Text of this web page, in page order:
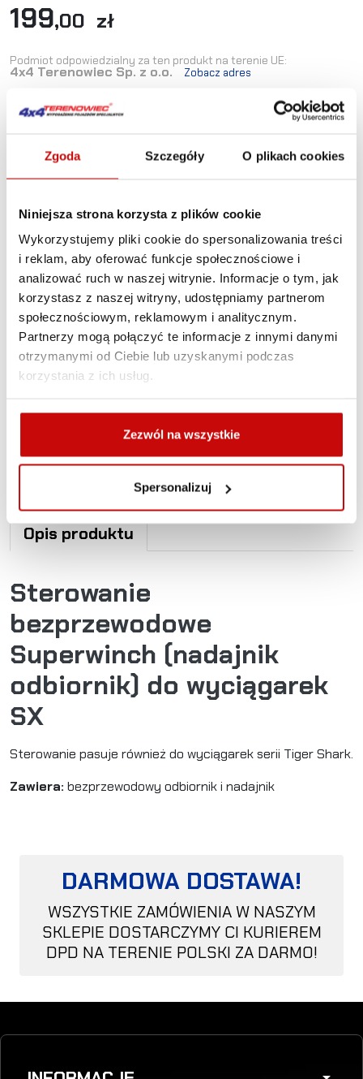
Zgoda Szczegóły O plikach cookies
Niniejsza strona korzysta z plików cookie
Wykorzystujemy pliki cookie do spersonalizowania treści
i reklam, aby oferować funkcje społecznościowe i
analizować ruch w naszej witrynie. Informacje o tym, jak
korzystasz z naszej witryny, udostępniamy partnerom
społecznościowym, reklamowym i analitycznym.
Partnerzy mogą połączyć te informacje z innymi danymi
otrzymanymi od Ciebie lub uzyskanymi podczas
korzystania z ich usług.
Zezwól na wszystkie
Spersonalizuj
199,00 zł
Podmiot odpowiedzialny za ten produkt na terenie UE:
4x4 Terenowiec Sp. z o.o. Zobacz adres
DO KOSZYKA
Dostępność: Dostepne od ręki
Wysyłka w: 24-48 godzin
Indeks: SUP2277REAN: 5905527760015
Nie masz pewności, jak najlepiej dobrać
produkt? Zadzwoń, my Ci doradzimy.
Zasady dostawy Zasady zwrotów Polityka prywatności
Opis produktu
Sterowanie
bezprzewodowe
Superwinch (nadajnik
odbiornik) do wyciągarek
SX
Sterowanie pasuje również do wyciągarek serii Tiger Shark.
Zawiera: bezprzewodowy odbiornik i nadajnik
DARMOWA DOSTAWA!
WSZYSTKIE ZAMÓWIENIA W NASZYM
SKLEPIE DOSTARCZYMY CI KURIEREM
DPD NA TERENIE POLSKI ZA DARMO!